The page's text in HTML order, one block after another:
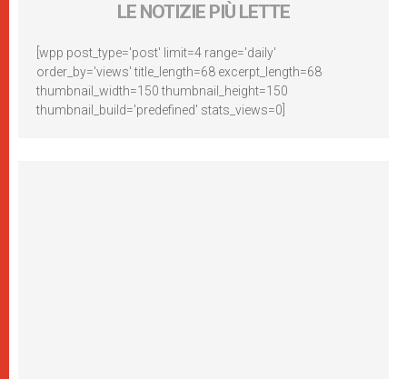
LE NOTIZIE PIÙ LETTE
[wpp post_type='post' limit=4 range='daily'
order_by='views' title_length=68 excerpt_length=68
thumbnail_width=150 thumbnail_height=150
thumbnail_build='predefined' stats_views=0]